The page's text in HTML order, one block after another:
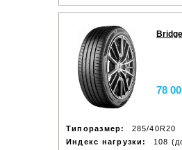
78
Типоразмер:
285/40R20
Индекс нагрузки:
108